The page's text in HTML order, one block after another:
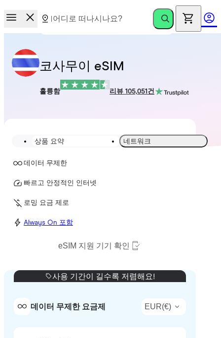
코사무이 eSIM
훌륭함 리뷰 105,051건
상품 요약 네트워크
데이터 무제한
빠르고 안정적인 인터넷
로밍 요금 제로
Always On 포함
eSIM 지원 기기 확인
사용 기간이 길수록 저렴해요!
데이터 무제한 요금제 EUR(€)